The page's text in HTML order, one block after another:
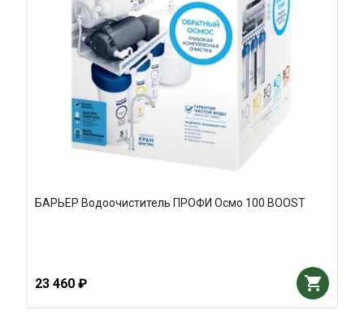
БАРЬЕР Водоочиститель ПРОФИ Осмо 100 BOOST
23 460 ₽